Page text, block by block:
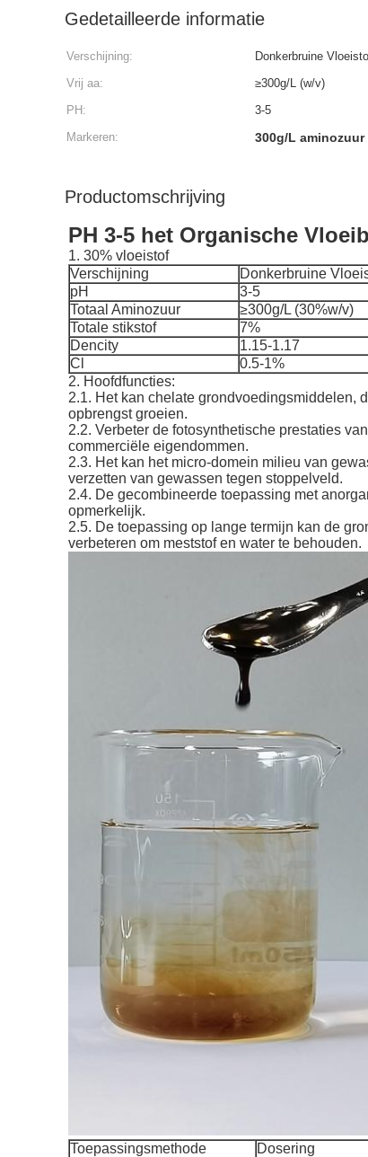
Gedetailleerde informatie
Verschijning: Donkerbruine
Vrij aa:
≥300g/L (w/v)
PH:
3-5
Markeren:
300g/L
Productomschrijving
PH 3-5 het Organische
1. 30% vloeistof
Verschijning
Donkerbruine
pH
3-5
Totaal Aminozuur
≥300g/L (30%w/v)
Totale stikstof
7%
Dencity
1.15-1.17
Cl
0.5-1%
2. Hoofdfuncties:
2.1. Het kan chelate grondvoedingsmiddelen,
opbrengst groeien.
2.2. Verbeter de fotosynthetische prestaties
commerciële eigendommen.
2.3. Het kan het micro-domein milieu van
verzetten van gewassen tegen stoppelveld.
2.4. De gecombineerde toepassing met
opmerkelijk.
2.5. De toepassing op lange termijn kan de
verbeteren om meststof en water te behouden.
Toepassingsmethode
Dosering